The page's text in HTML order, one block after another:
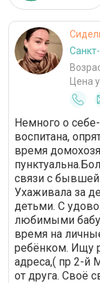
Цена
Немного о
воспитана,
время
связи с
Ухаживала за
детьми. С
любимыми
время на
ребёнком. Ищу
адреса,( пр 2-й
от друга. Своё